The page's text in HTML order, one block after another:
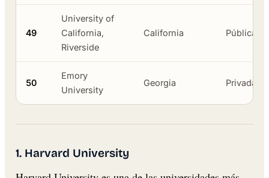
49
University of
California,
Riverside
California Pública
50
Emory
University
Georgia Privada
1. Harvard University